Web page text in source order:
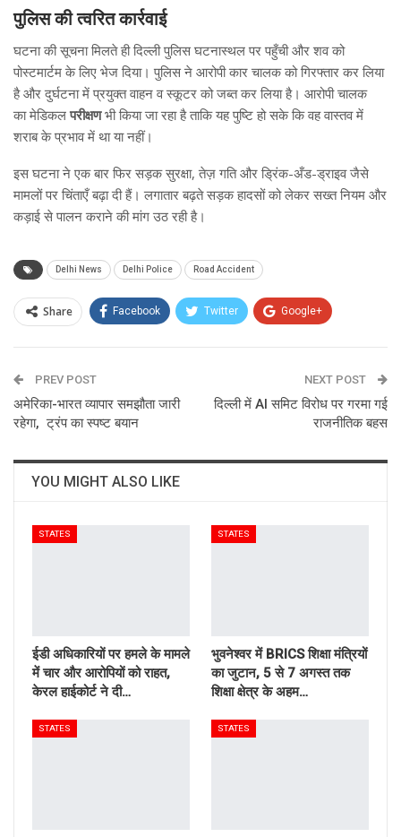
पुलिस की त्वरित कार्रवाई
घटना की सूचना मिलते ही दिल्ली पुलिस घटनास्थल पर पहुँची और शव को
पोस्टमार्टम के लिए भेज दिया। पुलिस ने आरोपी कार चालक को गिरफ्तार कर लिया
है और दुर्घटना में प्रयुक्त वाहन व स्कूटर को जब्त कर लिया है। आरोपी चालक
का मेडिकलपरीक्षणभी किया जा रहा है ताकि यह पुष्टि हो सके कि वह वास्तव में
शराब के प्रभाव में था या नहीं।
इस घटना ने एक बार फिर सड़क सुरक्षा, तेज़ गति और ड्रिंक-अँड-ड्राइव जैसे
मामलों पर चिंताएँ बढ़ा दी हैं। लगातार बढ़ते सड़क हादसों को लेकर सख्त नियम और
कड़ाई से पालन कराने की मांग उठ रही है।
Delhi News Delhi Police Road Accident
Share Facebook Twitter Google+
Email
PREV POST
अमेरिका-भारत व्यापार समझौता जारी
रहेगा, ट्रंप का स्पष्ट बयान
NEXT POST
दिल्ली में AI समिट विरोध पर गरमा गई
राजनीतिक बहस
YOU MIGHT ALSO LIKE
STATES
ईडी अधिकारियों पर हमले के मामले
में चार और आरोपियों को राहत,
केरल हाईकोर्ट ने दी…
STATES
भुवनेश्वर में BRICS शिक्षा मंत्रियों
का जुटान, 5 से 7 अगस्त तक
शिक्षा क्षेत्र के अहम…
STATES STATES